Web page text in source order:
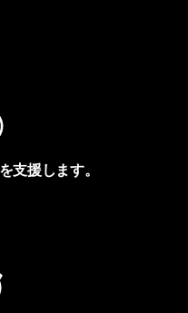
支援します。